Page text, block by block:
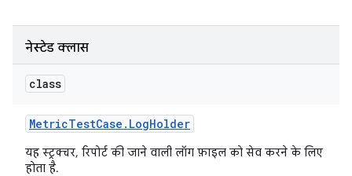
नेस्टेड क्लास
class
MetricTestCase . LogHolder
यह स्ट्रक्चर, रिपोर्ट की जाने वाली लॉग फ़ाइल को सेव करने के लिए
होता है.